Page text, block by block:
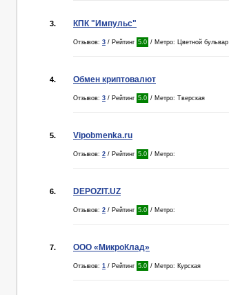
3. КПК "Импульс"
Отзывов: 3 / Рейтинг 5.0 / Метро: Цветной бульвар
4. Обмен криптовалют
Отзывов: 3 / Рейтинг 5.0 / Метро: Тверская
5. Vipobmenka.ru
Отзывов: 2 / Рейтинг 5.0 / Метро:
6. DEPOZIT.UZ
Отзывов: 2 / Рейтинг 5.0 / Метро:
7. ООО «МикроКлад»
Отзывов: 1 / Рейтинг 5.0 / Метро: Курская